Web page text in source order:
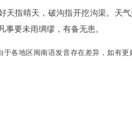
天指晴天，破沟指开挖沟渠。天
事要未雨绸缪，有备无患。
于各地区闽南语发音存在差异，如有更